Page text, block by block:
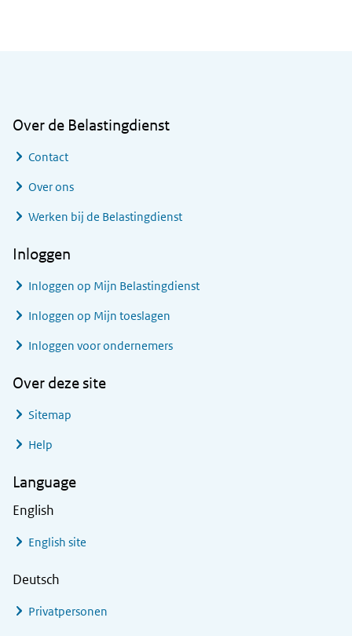
Over de Belastingdienst
Contact
Over ons
Werken bij de Belastingdienst
Inloggen
Inloggen op Mijn Belastingdienst
Inloggen op Mijn toeslagen
Inloggen voor ondernemers
Over deze site
Sitemap
Help
Language
English
English site
Deutsch
Privatpersonen